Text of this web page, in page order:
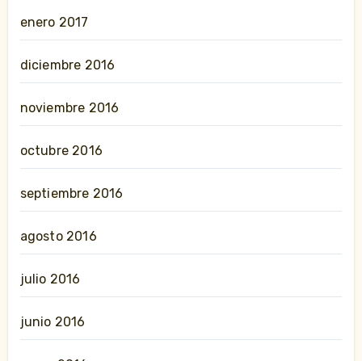
enero 2017
diciembre 2016
noviembre 2016
octubre 2016
septiembre 2016
agosto 2016
julio 2016
junio 2016